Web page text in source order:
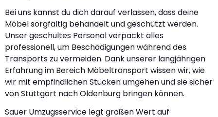
Bei uns kannst du dich darauf verlassen, dass deine
Möbel sorgfältig behandelt und geschützt werden.
Unser geschultes Personal verpackt alles
professionell, um Beschädigungen während des
Transports zu vermeiden. Dank unserer langjährigen
Erfahrung im Bereich Möbeltransport wissen wir, wie
wir mit empfindlichen Stücken umgehen und sie sicher
von Stuttgart nach Oldenburg bringen können.
Sauer Umzugsservice legt großen Wert auf